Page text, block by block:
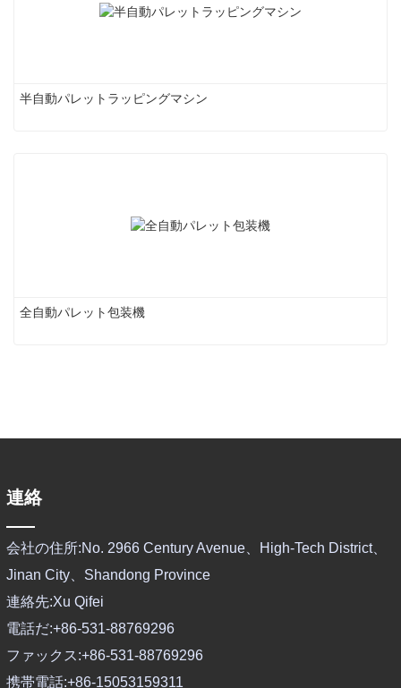
半自動パレットラッピングマシン
全自動パレット包装機
連絡
会社の住所:No. 2966 Century Avenue、High-Tech District、
Jinan City、Shandong Province
連絡先:Xu Qifei
電話だ:+86-531-88769296
ファックス:+86-531-88769296
携帯電話:+86-15053159311